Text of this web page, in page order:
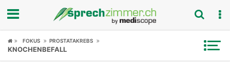
Fokus
FOKUS PROSTATAKREBS
KNOCHENBEFALL